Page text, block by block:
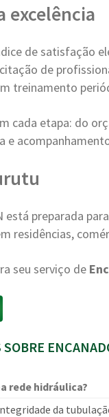
excelência
de satisfação
de
treinamento
cada etapa: do
e
está preparada
residências,
seu serviço de
rede hidráulica?
da